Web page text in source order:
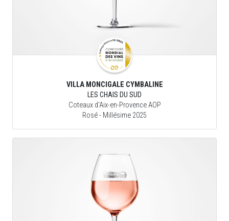
VILLA MONCIGALE CYMBALINE
LES CHAIS DU SUD
Coteaux d'Aix-en-Provence AOP
Rosé- Millésime 2025